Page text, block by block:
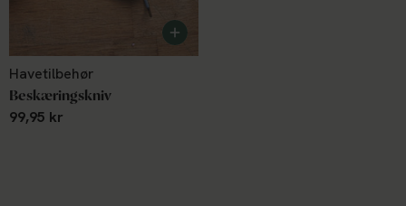
Havetilbehør
Beskæringskniv
99,95 kr